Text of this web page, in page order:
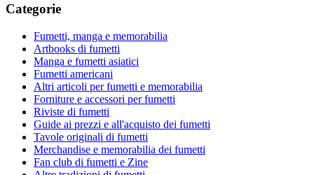
Categorie
Fumetti, manga e memorabilia
Artbooks di fumetti
Manga e fumetti asiatici
Fumetti americani
Altri articoli per fumetti e memorabilia
Forniture e accessori per fumetti
Riviste di fumetti
Guide ai prezzi e all'acquisto dei fumetti
Tavole originali di fumetti
Merchandise e memorabilia dei fumetti
Fan club di fumetti e Zine